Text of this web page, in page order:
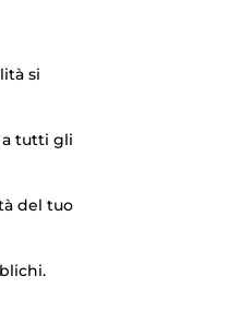
si
a tutti gli
del tuo